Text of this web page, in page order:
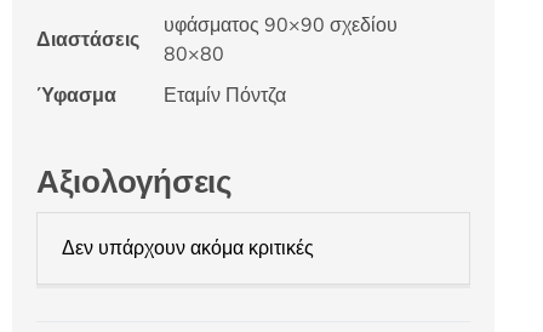
Διαστάσεις
υφάσματος 90×90 σχεδίου
80×80
Ύφασμα
Εταμίν Πόντζα
Αξιολογήσεις
Δεν υπάρχουν ακόμα κριτικές